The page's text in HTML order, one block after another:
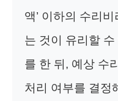
액’ 이하의 수리
는 것이 유리할
를 한 뒤, 예상 수
처리 여부를 결정